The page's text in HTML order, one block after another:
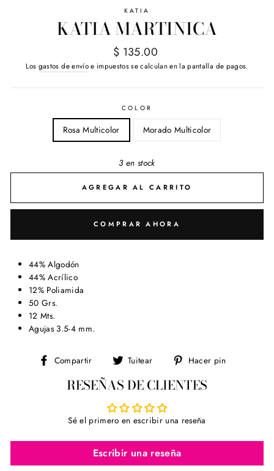
KATIA
KATIA MARTINICA
Precio
habitual
$ 135.00
Los gastos de envíoe impuestos se calculan en la pantalla de pagos.
COLOR
Rosa Multicolor Morado Multicolor
3 en stock
AGREGAR AL CARRITO
COMPRAR AHORA
44% Algodón
44% Acrílico
12% Poliamida
50 Grs.
12 Mts.
Agujas 3.5-4 mm.
Compartir
Compartir
Facebook
Tuitear
Tuitear
Twitter
Hacer pin
RESEÑAS DE CLIENTES
Sé el primero en escribir una reseña
Escribir una reseña